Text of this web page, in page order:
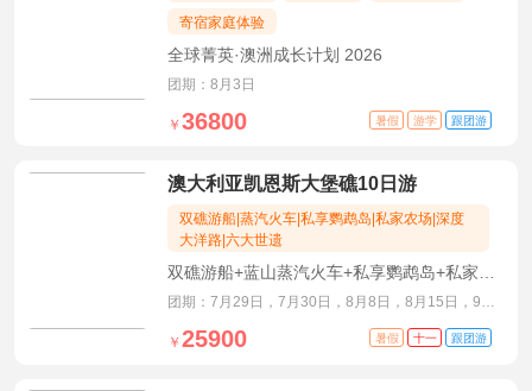
寄宿家庭体验
全球菁英·澳洲成长计划 2026
团期：8月3日
暑假 游学 跟团游
￥ 36800
澳大利亚凯恩斯大堡礁10日游
双礁游船|蒸汽火车|私享鹦鹉岛|私家农场|深度
大洋路|六大世遗
双礁游船+蓝山蒸汽火车+私享鹦鹉岛+私家悠
然谷农场+深度大洋路
团期：7月29日，7月30日，8月8日，8月15日，9月
12日，9月24日
暑假 十一 跟团游
￥ 25900